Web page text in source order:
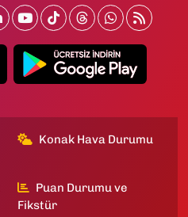
Konak Hava Durumu
Puan Durumu ve
Fikstür